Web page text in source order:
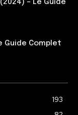
– Le Guide
Guide Complet
193